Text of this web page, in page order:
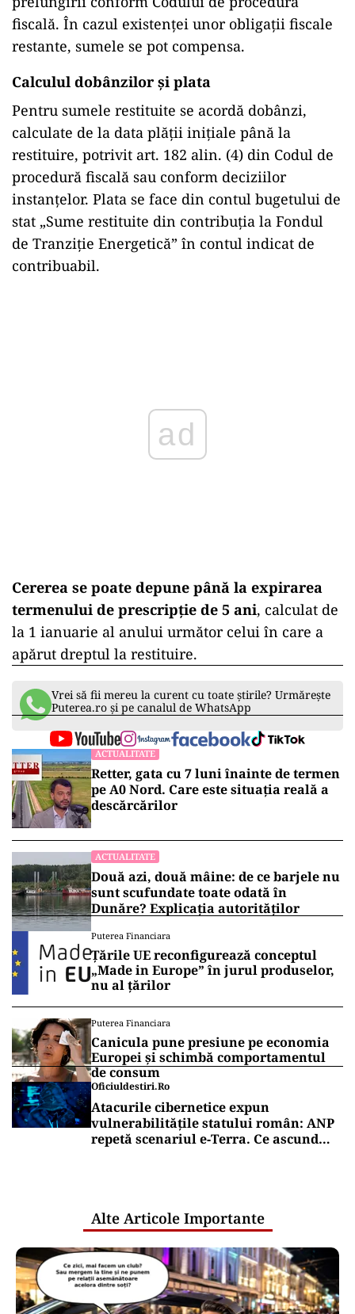
fiscală. În cazul existenței unor obligații fiscale
restante, sumele se pot compensa.
Calculul dobânzilor și plata
Pentru sumele restituite se acordă dobânzi,
calculate de la data plății inițiale până la
restituire, potrivit art. 182 alin. (4) din Codul de
procedură fiscală sau conform deciziilor
instanțelor. Plata se face din contul bugetului de
stat „Sume restituite din contribuția la Fondul
de Tranziție Energetică” în contul indicat de
contribuabil.
ad
Cererea se poate depune până la expirarea
termenului de prescripție de 5 ani, calculat de
la 1 ianuarie al anului următor celui în care a
apărut dreptul la restituire.
Vrei să fii mereu la curent cu toate știrile? Urmărește
Puterea.ro și pe canalul de WhatsApp
ACTUALITATE
Retter, gata cu 7 luni înainte de termen
pe A0 Nord. Care este situația reală a
descărcărilor
ACTUALITATE
Două azi, două mâine: de ce barjele nu
sunt scufundate toate odată în
Dunăre? Explicația autorităților
Puterea Financiara
Țările UE reconfigurează conceptul
„Made in Europe” în jurul produselor,
nu al țărilor
Puterea Financiara
Canicula pune presiune pe economia
Europei și schimbă comportamentul
de consum
Oficiuldestiri.ro
Atacurile cibernetice expun
vulnerabilitățile statului român: ANP
repetă scenariul e‑Terra. Ce ascund
Alte Articole Importante